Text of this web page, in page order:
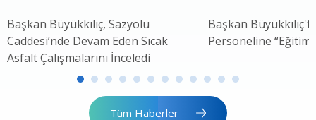
Başkan Büyükkılıç, Sazyolu
Caddesi’nde Devam Eden Sıcak
Asfalt Çalışmalarını İnceledi
Başkan
Personeline
Tüm Haberler